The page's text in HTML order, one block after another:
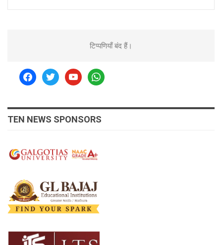
टिप्पणियाँ बंद हैं।
facebooktwitteryoutubewhatsapp
TEN NEWS SPONSORS